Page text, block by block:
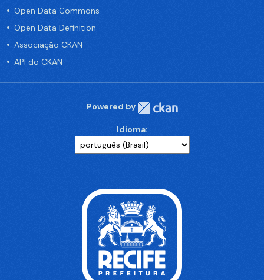
Open Data Commons
Open Data Definition
Associação CKAN
API do CKAN
Powered by
Idioma